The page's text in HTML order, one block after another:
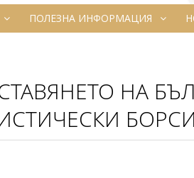
ПОЛЕЗНА ИНФОРМАЦИЯ
НА
БОРСИ